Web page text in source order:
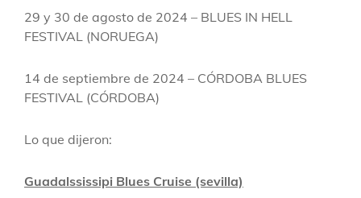
29 y 30 de agosto de 2024 – BLUES IN HELL
FESTIVAL (NORUEGA)
14 de septiembre de 2024 – CÓRDOBA BLUES
FESTIVAL (CÓRDOBA)
Lo que dijeron:
Guadalssissipi Blues Cruise (sevilla)